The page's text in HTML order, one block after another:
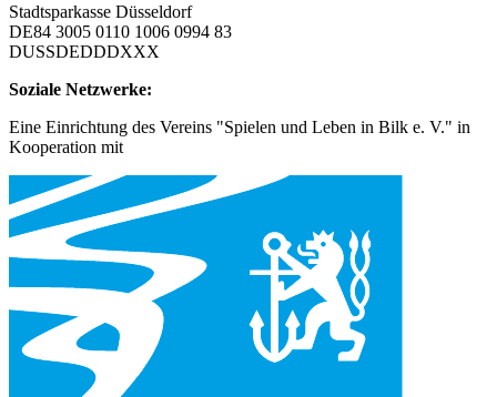
Stadtsparkasse Düsseldorf
DE84 3005 0110 1006 0994 83
DUSSDEDDDXXX
Soziale Netzwerke:
Eine Einrichtung des Vereins "Spielen und Leben in Bilk e. V." in
Kooperation mit